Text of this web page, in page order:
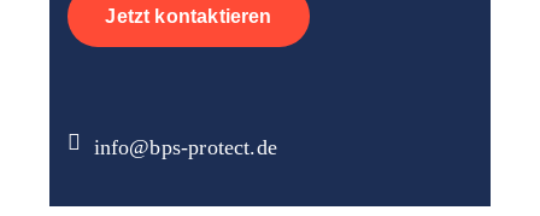
Jetzt kontaktieren
info@bps-protect.de